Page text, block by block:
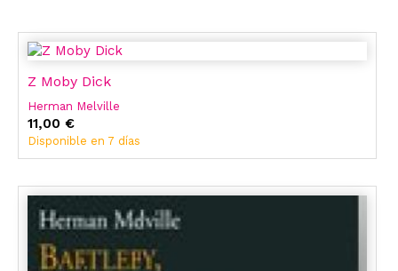
Z Moby Dick
Herman Melville
11,00 €
Disponible en 7 días